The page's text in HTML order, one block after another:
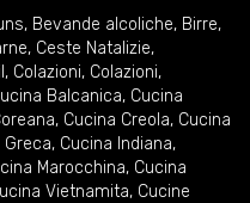
, Bevande alcoliche, Birre,
, Ceste Natalizie,
, Colazioni, Colazioni,
Balcanica, Cucina
, Cucina Creola, Cucina
Greca, Cucina Indiana,
Marocchina, Cucina
Vietnamita, Cucine